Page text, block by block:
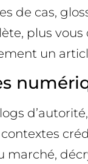
de cas,
plus
un
marché,